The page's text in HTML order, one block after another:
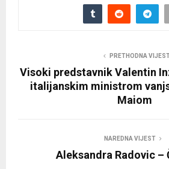
PRETHODNA
Visoki predstavnik Valentin
italijanskim ministrom
Maiom
NAREDNA VIJEST
Aleksandra Radovic –